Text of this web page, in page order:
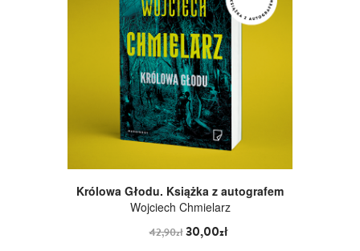
Królowa Głodu. Książka z autografem
Wojciech Chmielarz
42,90zł30,00zł